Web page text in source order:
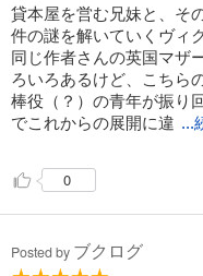
貸本屋を営む兄妹と、そ
件の謎を解いていくヴィ
同じ作者さんの英国マザ
ろいろあるけど、こちら
棒役（？）の青年が振り
でこれからの展開に違 ...
0
Posted by ブクログ